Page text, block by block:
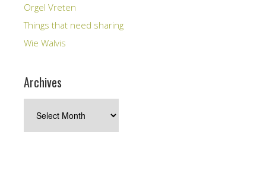
Orgel Vreten
Things that need sharing
Wie Walvis
Archives